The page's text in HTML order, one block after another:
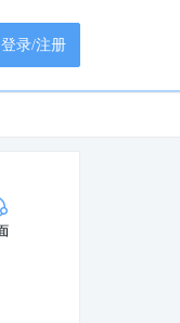
登录/注册